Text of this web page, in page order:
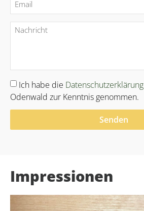
Ich habe die Datenschutzerklärung
Odenwald zur Kenntnis genommen.
Senden
Impressionen